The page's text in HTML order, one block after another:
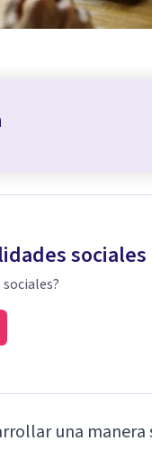
sociales
una manera